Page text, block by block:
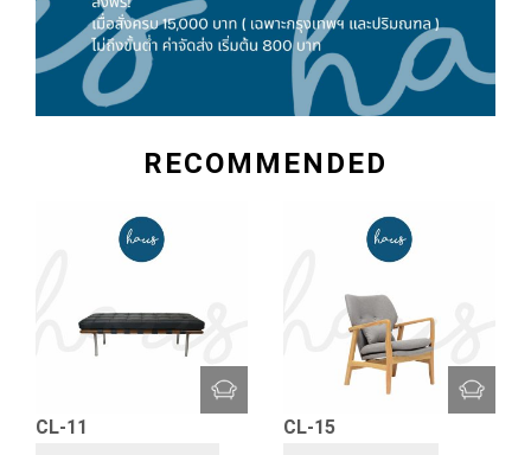
RECOMMENDED
CL-11 CL-15